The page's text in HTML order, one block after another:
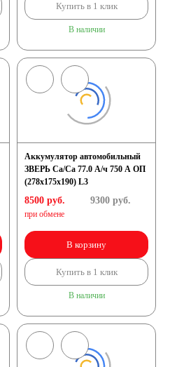
Купить в 1 клик
В наличии
Аккумулятор автомобильный
ЗВЕРЬ Са/Са 77.0 А/ч 750 A ОП
(278x175x190) L3
8500 руб.
при обмене
9300руб.
В корзину
Купить в 1 клик
В наличии